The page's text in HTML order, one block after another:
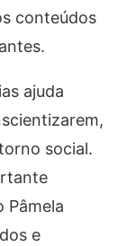
conteúdos
ajuda
social.
Pâmela
e